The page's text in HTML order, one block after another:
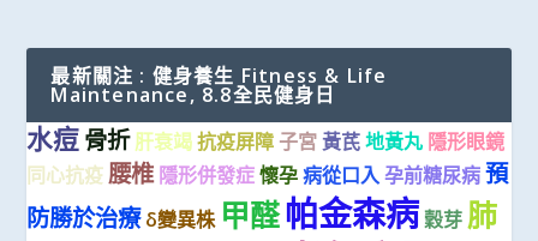
最新關注 : 健身養生 Fitness & Life
Maintenance, 8.8全民健身日
水痘骨折 肝衰竭 抗疫屏障 子宮 黃芪 地黃丸 隱形眼鏡
同心抗疫 腰椎 隱形併發症 懷孕 病從口入 孕前糖尿病 預
防勝於治療 δ變異株 甲醛帕金森病穀芽 肺